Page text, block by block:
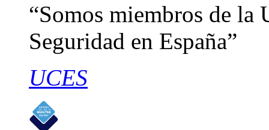
Somos miembros de la
Seguridad en España
UCES